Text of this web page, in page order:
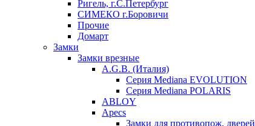
Ригель, г.С.Петербург
СИМЕКО г.Боровичи
Прочие
Домарт
Замки
Замки врезные
A.G.B. (Италия)
Серия Mediana EVOLUTION
Серия Mediana POLARIS
ABLOY
Apecs
Замки для противопож. дверей